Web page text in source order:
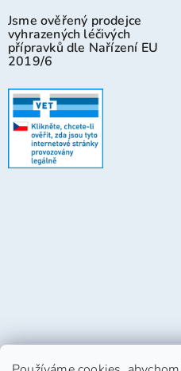
Jsme ověřený prodejce
vyhrazených léčivých
přípravků dle Nařízení EU
2019/6